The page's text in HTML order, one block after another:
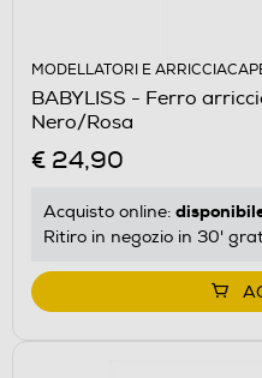
MODELLATORI E
BABYLISS - Ferro
Nero/Rosa
€ 24,90
Acquisto online:
Ritiro in negozio in 30'